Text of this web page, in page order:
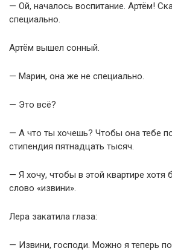
— Ой, началось воспитание. Артём!
специально.
Артём вышел сонный.
— Марин, она же не специально.
— Это всё?
— А что ты хочешь? Чтобы она тебе
стипендия пятнадцать тысяч.
— Я хочу, чтобы в этой квартире хотя
слово «извини».
Лера закатила глаза:
— Извини, господи. Можно я теперь